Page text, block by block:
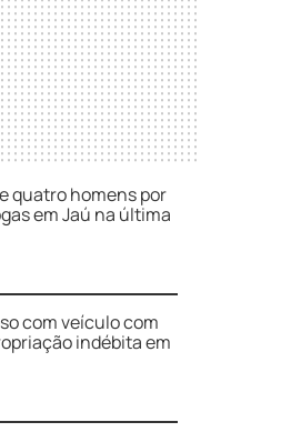
quatro homens por
em Jaú na última
com veículo com
indébita em